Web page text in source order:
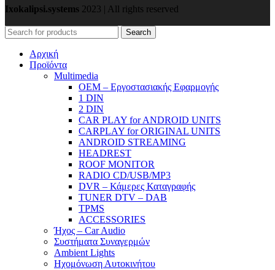
Ixokalipsi.systems 2023 | All rights reserved
Search
Αρχική
Προϊόντα
Μultimedia
OEM – Εργοστασιακής Εφαρμογής
1 DIN
2 DIN
CAR PLAY for ANDROID UNITS
CARPLAY for ORIGINAL UNITS
ANDROID STREAMING
HEADREST
ROOF MONITOR
RADIO CD/USB/MP3
DVR – Κάμερες Καταγραφής
TUNER DTV – DAB
TPMS
ACCESSORIES
Ήχος – Car Audio
Συστήματα Συναγερμών
Ambient Lights
Hχομόνωση Αυτοκινήτου